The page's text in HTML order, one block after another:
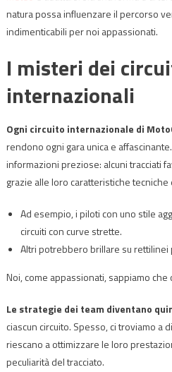
natura possa influenzare il percorso
indimenticabili per noi appassionati.
I misteri dei
internazionali
Ogni circuito internazionale di
rendono ogni gara unica e
informazioni preziose: alcuni tracciati
grazie alle loro caratteristiche
Ad esempio, i piloti con uno stile
circuiti con curve strette.
Altri potrebbero brillare su rettilinei
Noi, come appassionati, sappiamo che
Le strategie dei team diventano
ciascun circuito. Spesso, ci troviamo a
riescano a ottimizzare le loro
peculiarità del tracciato.